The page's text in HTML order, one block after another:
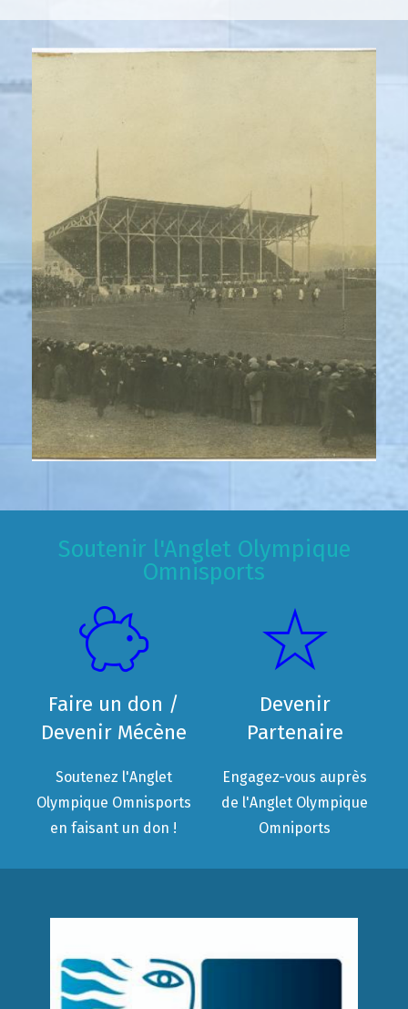
Soutenir l'Anglet Olympique
Omnisports
Faire un don /
Devenir Mécène
Soutenez l'Anglet
Olympique Omnisports
en faisant un don !
Devenir
Partenaire
Engagez-vous auprès
de l'Anglet Olympique
Omniports